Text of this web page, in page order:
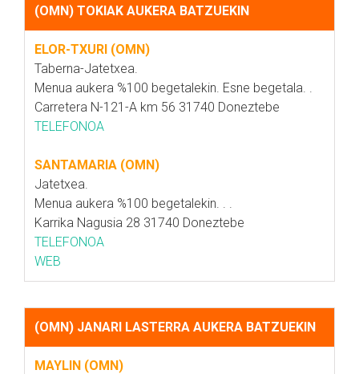
(OMN) TOKIAK AUKERA BATZUEKIN
ELOR-TXURI (OMN)
Taberna-Jatetxea.
Menua aukera %100 begetalekin. Esne begetala. .
Carretera N-121-A km 56 31740 Doneztebe
TELEFONOA
SANTAMARIA (OMN)
Jatetxea.
Menua aukera %100 begetalekin. . .
Karrika Nagusia 28 31740 Doneztebe
TELEFONOA
WEB
(OMN) JANARI LASTERRA AUKERA BATZUEKIN
MAYLIN (OMN)